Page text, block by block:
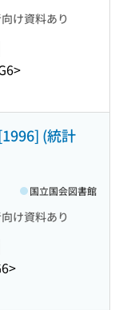
け資料あり
(統計
け資料あり
国立国会図書館